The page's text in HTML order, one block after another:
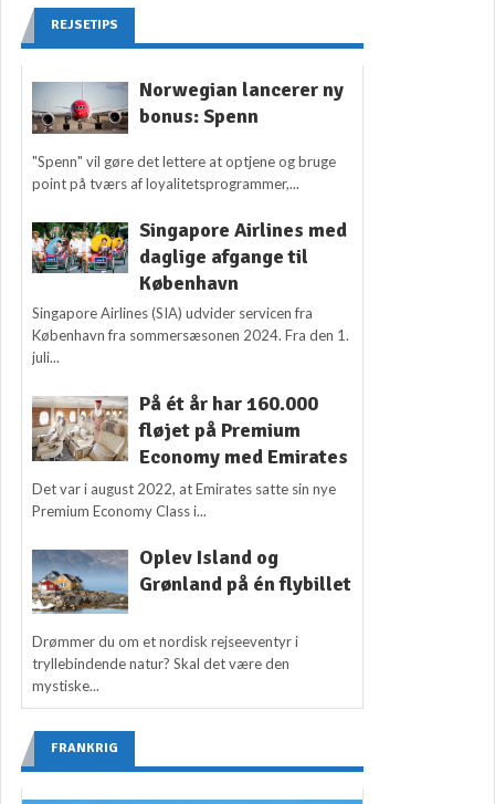
REJSETIPS
Norwegian lancerer ny
bonus: Spenn
"Spenn" vil gøre det lettere at optjene og bruge
point på tværs af loyalitetsprogrammer,...
Singapore Airlines med
daglige afgange til
København
Singapore Airlines (SIA) udvider servicen fra
København fra sommersæsonen 2024. Fra den 1.
juli...
På ét år har 160.000
fløjet på Premium
Economy med Emirates
Det var i august 2022, at Emirates satte sin nye
Premium Economy Class i...
Oplev Island og
Grønland på én flybillet
Drømmer du om et nordisk rejseeventyr i
tryllebindende natur? Skal det være den
mystiske...
FRANKRIG